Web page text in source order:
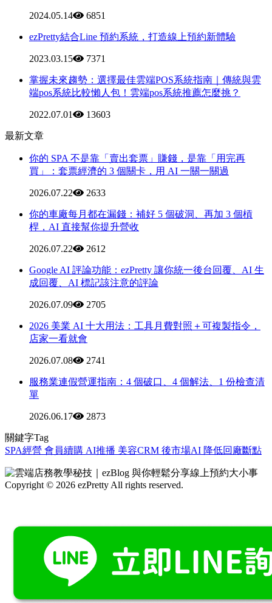
2024.05.14 6851
ezPretty結合Line 預約系統，打造線上預約新體驗
2023.03.15 7371
掌握未來趨勢：選擇最佳雲端POS系統指南｜傳統與雲
端pos系統比較懶人包！雲端pos系統推薦怎麼挑？
2022.07.01 13603
最新文章
你的 SPA 不是靠「賣出套票」賺錢，是靠「用完再
買」：套票經濟的 3 個關卡，用 AI 一關一關過
2026.07.22 2633
你的車廠每月都在漏錢：補好 5 個破洞、再加 3 個槓
桿，AI 直接幫你提升營收
2026.07.22 2612
Google AI 評論功能：ezPretty 讓你統一後台回覆、AI 生
成回覆、AI 標記該注意的評論
2026.07.09 2705
2026 美業 AI 十大用法：工具月費對照＋可複製指令，
店家一看就會
2026.07.08 2741
服務業連假營運指南：4 個破口、4 個解法、1 份檢查清
單
2026.06.17 2873
關鍵字Tag
SPA經營 會員續購 AI推播 美容CRM 後市場AI 降低回廠斷點
Copyright © 2026 ezPretty All rights reserved.